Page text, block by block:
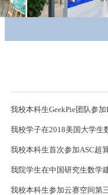
我校学子在2018美国大学生
我校本科生首次参加ASC超